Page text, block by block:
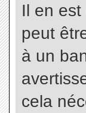
Il en
peut
à un
cela